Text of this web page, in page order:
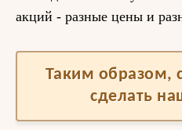
акций - разные цены и
Таким образом,
сделать